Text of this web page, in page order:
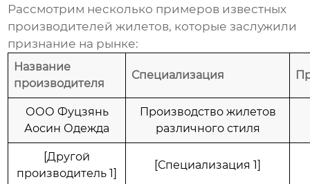
Рассмотрим несколько примеров известных
производителей жилетов, которые заслужили
признание на рынке:
Название
производителя
Специализация
ООО Фуцзянь
Аосин Одежда
Производство жилетов
различного стиля
[Другой
производитель 1]
[Специализация 1]